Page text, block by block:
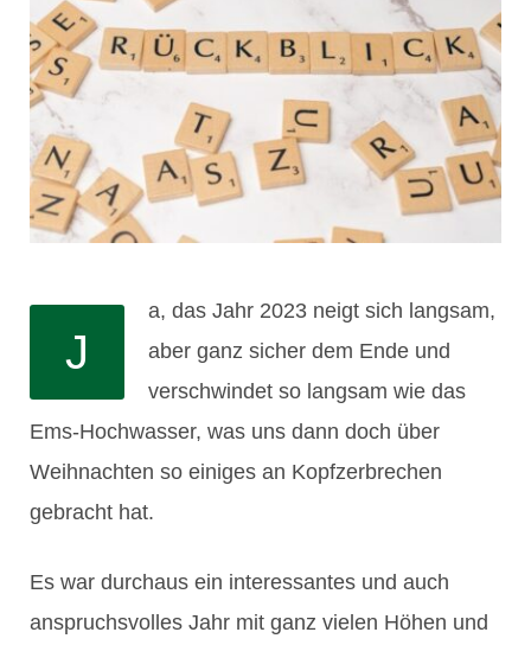
J
a, das Jahr 2023 neigt sich langsam,
aber ganz sicher dem Ende und
verschwindet so langsam wie das
Ems-Hochwasser, was uns dann doch über
Weihnachten so einiges an Kopfzerbrechen
gebracht hat.
Es war durchaus ein interessantes und auch
anspruchsvolles Jahr mit ganz vielen Höhen und